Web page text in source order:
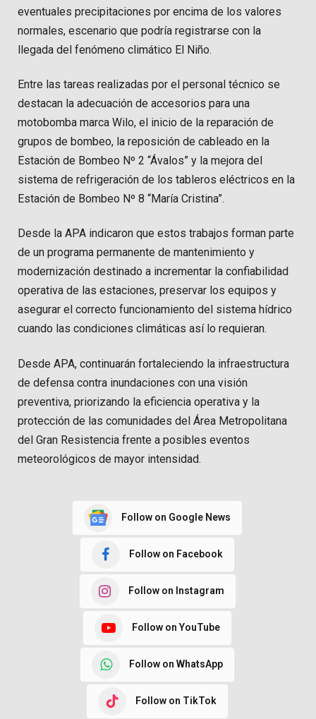
eventuales precipitaciones por encima de los valores
normales, escenario que podría registrarse con la
llegada del fenómeno climático El Niño.
Entre las tareas realizadas por el personal técnico se
destacan la adecuación de accesorios para una
motobomba marca Wilo, el inicio de la reparación de
grupos de bombeo, la reposición de cableado en la
Estación de Bombeo Nº 2 “Ávalos” y la mejora del
sistema de refrigeración de los tableros eléctricos en la
Estación de Bombeo Nº 8 “María Cristina”.
Desde la APA indicaron que estos trabajos forman parte
de un programa permanente de mantenimiento y
modernización destinado a incrementar la confiabilidad
operativa de las estaciones, preservar los equipos y
asegurar el correcto funcionamiento del sistema hídrico
cuando las condiciones climáticas así lo requieran.
Desde APA, continuarán fortaleciendo la infraestructura
de defensa contra inundaciones con una visión
preventiva, priorizando la eficiencia operativa y la
protección de las comunidades del Área Metropolitana
del Gran Resistencia frente a posibles eventos
meteorológicos de mayor intensidad.
Follow on Google News
Follow on Facebook
Follow on Instagram
Follow on YouTube
Follow on WhatsApp
Follow on TikTok